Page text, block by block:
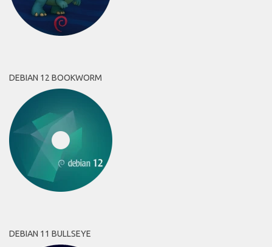
DEBIAN 12 BOOKWORM
DEBIAN 11 BULLSEYE